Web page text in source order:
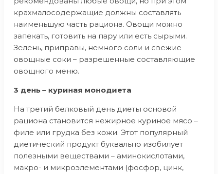
крахмалосодержащие должны составлять
наименьшую часть рациона. Овощи можно
запекать, готовить на пару или есть сырыми.
Зелень, приправы, немного соли и свежие
овощные соки – разрешенные составляющие
овощного меню.
3 день – куриная монодиета
На третий белковый день диеты основой
рациона становится нежирное куриное мясо –
филе или грудка без кожи. Этот популярный
диетический продукт буквально изобилует
полезными веществами – аминокислотами,
макро- и микроэлементами (фосфор, цинк,